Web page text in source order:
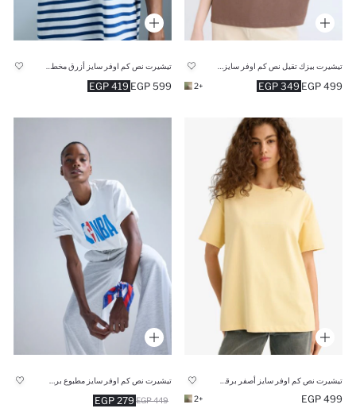
349 EGP 499 EGP
+2
419 EGP 599 EGP
499 EGP
+2
279 EGP 449 EGP